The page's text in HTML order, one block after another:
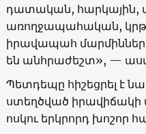
դատական, հարկային,
առողջապահական,
իրավապահ
են անհրաժեշտ», —
Պետդեպը հիշեցրել է
ստեղծված իրավիճակի
ոսկու երկրորդ խոշոր